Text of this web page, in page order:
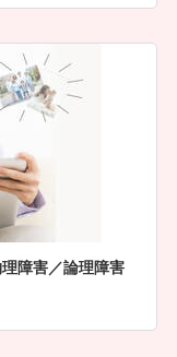
障害／論理障害